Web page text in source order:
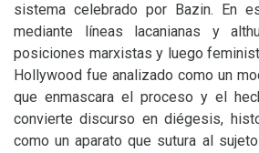
sistema celebrado por Bazin. En
mediante líneas lacanianas y
posiciones marxistas y luego
Hollywood fue analizado como un
que enmascara el proceso y el
convierte discurso en diégesis,
como un aparato que sutura al